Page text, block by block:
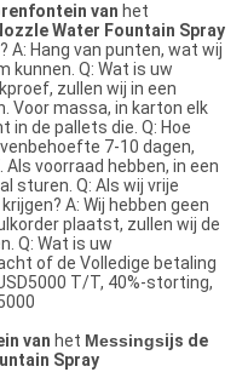
fontein van het
Water Fountain Spray
A: Hang van punten, wat wij
kunnen. Q: Wat is uw
zullen wij in een
Voor massa, in karton elk
de pallets die. Q: Hoe
7-10 dagen,
voorraad hebben, in een
sturen. Q: Als wij vrije
A: Wij hebben geen
plaatst, zullen wij de
Q: Wat is uw
of de Volledige betaling
T/T, 40%-storting,
van het Messingsijs de
Spray